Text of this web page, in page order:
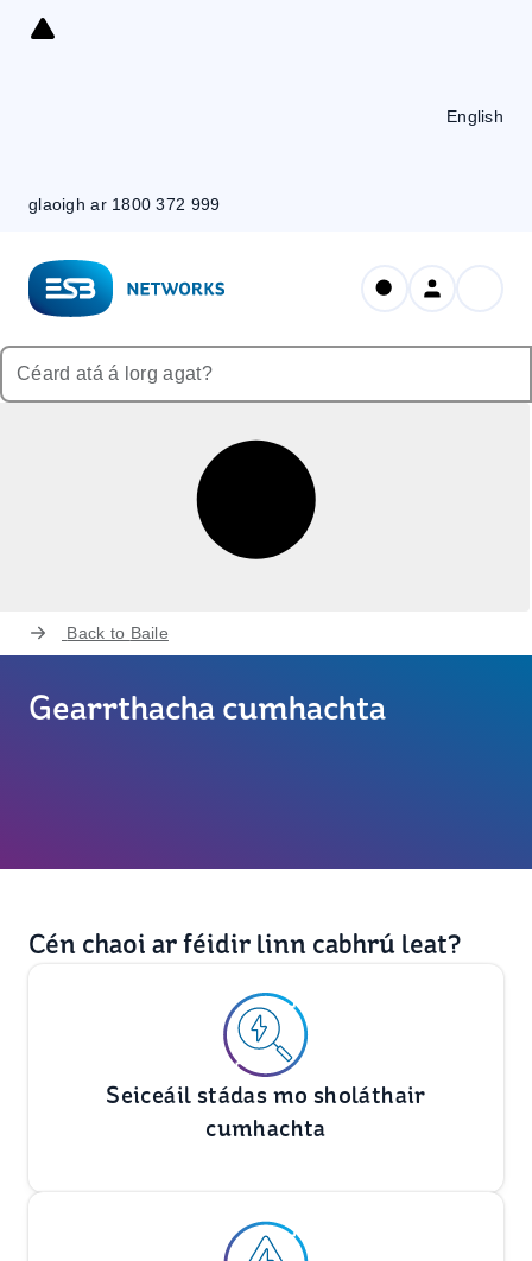
Skip
glaoigh ar 1800 372 999
English
Back to Baile
Gearrthacha cumhachta
Cén chaoi ar féidir linn cabhrú leat?
Seiceáil stádas mo sholáthair
cumhachta